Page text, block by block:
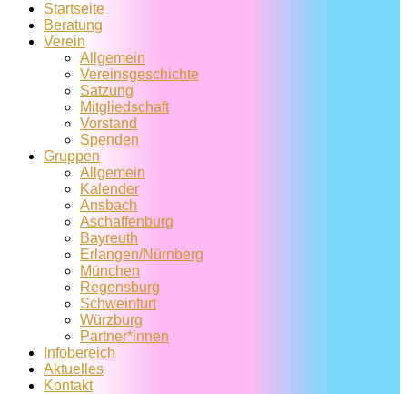
Startseite
Beratung
Verein
Allgemein
Vereins­geschichte
Satzung
Mitglied­schaft
Vorstand
Spenden
Gruppen
Allgemein
Kalender
Ansbach
Aschaffenburg
Bayreuth
Erlangen/Nürnberg
München
Regensburg
Schweinfurt
Würzburg
Partner*innen
Infobereich
Aktuelles
Kontakt